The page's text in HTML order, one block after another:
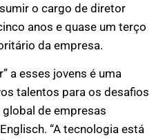
o cargo de diretor
anos e quase um terço
da empresa.
a esses jovens é uma
talentos para os desafios
de empresas
“A tecnologia está